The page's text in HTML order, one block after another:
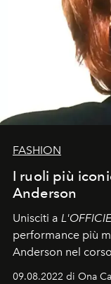
FASHION
I ruoli più
Anderson
Unisciti a
performance più
Anderson nel
09.08.2022 di Ona